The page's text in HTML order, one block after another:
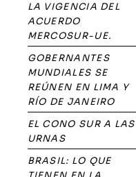
LA VIGENCIA DEL
ACUERDO
MERCOSUR-UE.
GOBERNANTES
MUNDIALES SE
REÚNEN EN LIMA Y
RÍO DE JANEIRO
EL CONO SUR A LAS
URNAS
BRASIL: LO QUE